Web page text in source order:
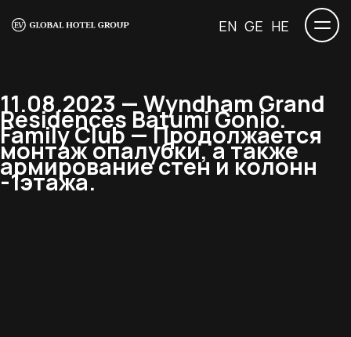
EN GE HE
11.08.2023 — Wyndham Grand
Residences Batumi Gonio.
Family Club — Продолжается
монтаж опалубки, а также
армирование стен и колонн
-1этажа.